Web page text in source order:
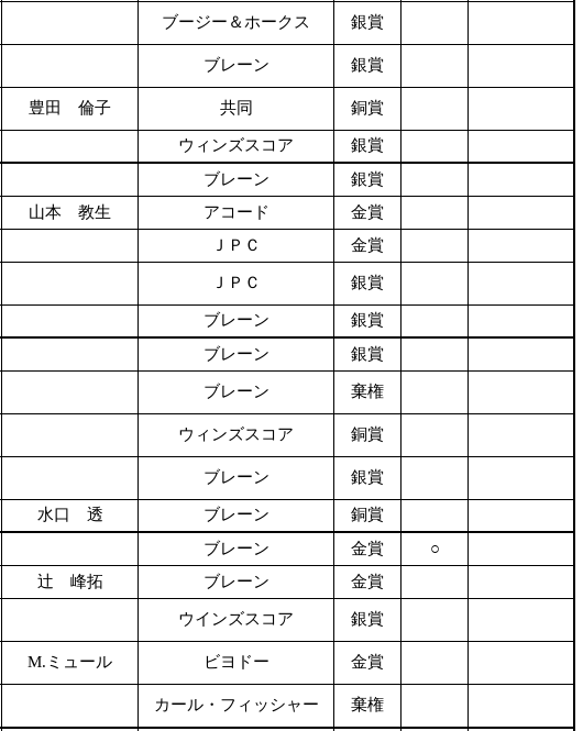
ブージー＆ホークス 銀賞
ブレーン 銀賞
豊田 倫子 共同 銅賞
ウィンズスコア
銀賞
ブレーン
銀賞
山本 教生 アコード
金賞
ＪＰＣ 金賞
ＪＰＣ 銀賞
ブレーン
銀賞
ブレーン 銀賞
ブレーン 棄権
ウィンズスコア 銅賞
ブレーン 銀賞
水口 透 ブレーン
銅賞
ブレーン 金賞
○
辻 峰拓 ブレーン 金賞
ウインズスコア 銀賞
M.ミュール ビヨドー 金賞
カール・フィッシャー 棄権